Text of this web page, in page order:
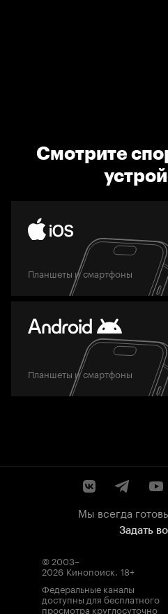
Смотрите
Планшеты и смартфоны
Планшеты и смартфоны
Мы всегда
Задать
© 2003–
2026 Кинопоиск. 18+
Федеральные каналы
доступны для бесплатного
просмотра круглосуточно